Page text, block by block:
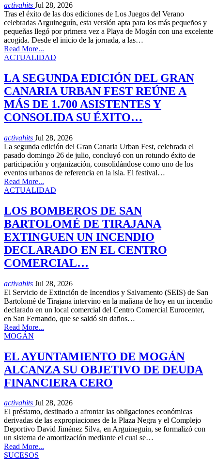
activahits Jul 28, 2026
Tras el éxito de las dos ediciones de Los Juegos del Verano
celebradas Arguineguín, esta versión apta para los más pequeños y
pequeñas llegó por primera vez a Playa de Mogán con una excelente
acogida. Desde el inicio de la jornada, a las…
Read More...
ACTUALIDAD
LA SEGUNDA EDICIÓN DEL GRAN
CANARIA URBAN FEST REÚNE A
MÁS DE 1.700 ASISTENTES Y
CONSOLIDA SU ÉXITO…
activahits Jul 28, 2026
La segunda edición del Gran Canaria Urban Fest, celebrada el
pasado domingo 26 de julio, concluyó con un rotundo éxito de
participación y organización, consolidándose como uno de los
eventos urbanos de referencia en la isla. El festival…
Read More...
ACTUALIDAD
LOS BOMBEROS DE SAN
BARTOLOMÉ DE TIRAJANA
EXTINGUEN UN INCENDIO
DECLARADO EN EL CENTRO
COMERCIAL…
activahits Jul 28, 2026
El Servicio de Extinción de Incendios y Salvamento (SEIS) de San
Bartolomé de Tirajana intervino en la mañana de hoy en un incendio
declarado en un local comercial del Centro Comercial Eurocenter,
en San Fernando, que se saldó sin daños…
Read More...
MOGÁN
EL AYUNTAMIENTO DE MOGÁN
ALCANZA SU OBJETIVO DE DEUDA
FINANCIERA CERO
activahits Jul 28, 2026
El préstamo, destinado a afrontar las obligaciones económicas
derivadas de las expropiaciones de la Plaza Negra y el Complejo
Deportivo David Jiménez Silva, en Arguineguín, se formalizó con
un sistema de amortización mediante el cual se…
Read More...
SUCESOS